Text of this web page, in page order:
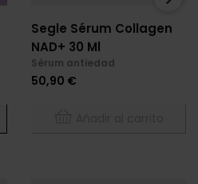
Segle Sérum Collagen
NAD+ 30 Ml
Sérum antiedad
Precio
50,90 €